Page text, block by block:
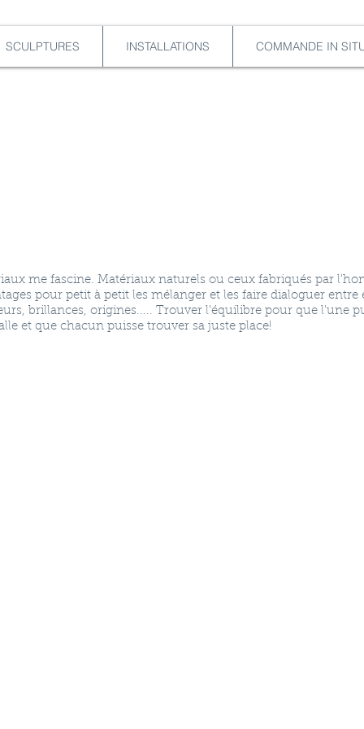
SCULPTURES INSTALLATIONS COMMANDE IN
me fascine. Matériaux naturels ou ceux fabriqués par
pour petit à petit les mélanger et les faire dialoguer
brillances, origines..... Trouver l'équilibre pour que l'une
et que chacun puisse trouver sa juste place!